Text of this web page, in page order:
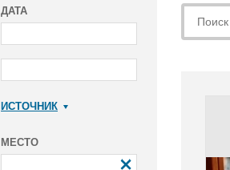
ДАТА
ИСТОЧНИК
МЕСТО